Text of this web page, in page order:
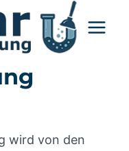
wird von den